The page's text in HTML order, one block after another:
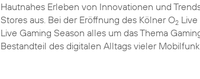
Hautnahes Erleben von Innovationen und
Stores aus. Bei der Eröffnung des Kölner O2
Live Gaming Season alles um das Thema
Bestandteil des digitalen Alltags vieler